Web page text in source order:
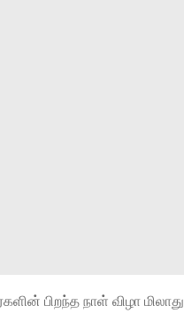
பிறந்த நாள் விழா மிலாது